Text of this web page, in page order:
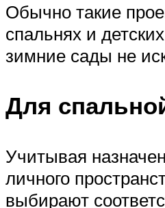
Обычно такие
спальнях и
зимние сады не
Для
Учитывая
личного
выбирают